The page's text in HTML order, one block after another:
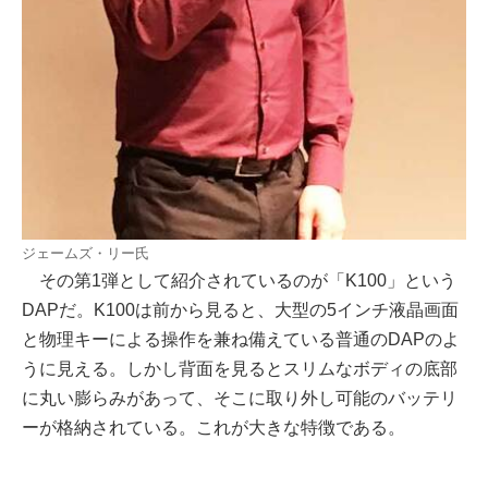
ジェームズ・リー氏
その第1弾として紹介されているのが「K100」という
DAPだ。K100は前から見ると、大型の5インチ液晶画面
と物理キーによる操作を兼ね備えている普通のDAPのよ
うに見える。しかし背面を見るとスリムなボディの底部
に丸い膨らみがあって、そこに取り外し可能のバッテリ
ーが格納されている。これが大きな特徴である。